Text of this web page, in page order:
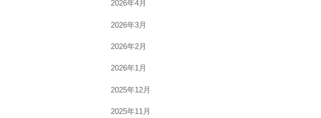
2026年4月
2026年3月
2026年2月
2026年1月
2025年12月
2025年11月